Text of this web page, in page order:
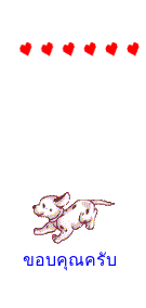
ขอบคุณครับ